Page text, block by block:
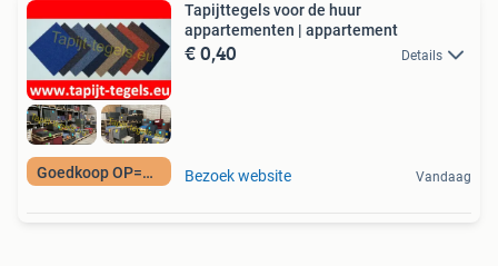
Goedkoop OP=OP
Tapijttegels voor de huur
appartementen | appartement
€ 0,40 Details
Bezoek website Vandaag